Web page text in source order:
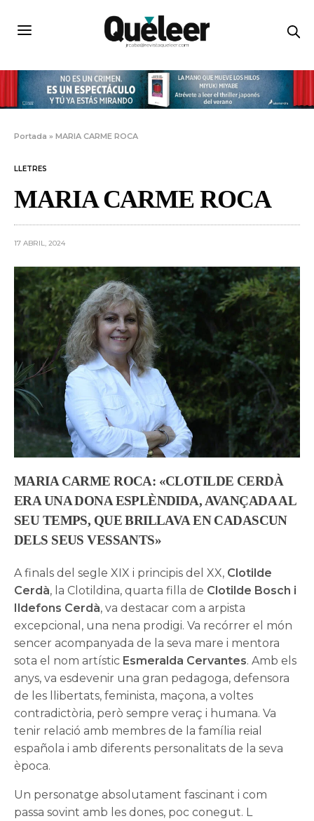
Portada »MARIA CARME ROCA
LLETRES
MARIA CARME ROCA
17 ABRIL, 2024
MARIA CARME ROCA: «CLOTILDE CERDÀ
ERA UNA DONA ESPLÈNDIDA, AVANÇADA AL
SEU TEMPS, QUE BRILLAVA EN CADASCUN
DELS SEUS VESSANTS»
A finals del segle XIX i principis del XX, Clotilde
Cerdà, la Clotildina, quarta filla de Clotilde Bosch i
Ildefons Cerdà, va destacar com a arpista
excepcional, una nena prodigi. Va recórrer el món
sencer acompanyada de la seva mare i mentora
sota el nom artístic Esmeralda Cervantes. Amb els
anys, va esdevenir una gran pedagoga, defensora
de les llibertats, feminista, maçona, a voltes
contradictòria, però sempre veraç i humana. Va
tenir relació amb membres de la família reial
española i amb diferents personalitats de la seva
època.
Un personatge absolutament fascinant i com
passa sovint amb les dones, poc conegut. L